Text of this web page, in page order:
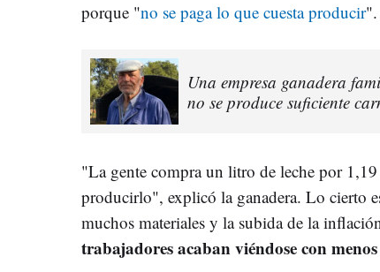
porque "no se paga lo que cuesta producir".
Una empresa ganadera
no se produce suficiente
"La gente compra un litro de leche por
producirlo", explicó la ganadera. Lo cierto
muchos materiales y la subida de la
trabajadores acaban viéndose con